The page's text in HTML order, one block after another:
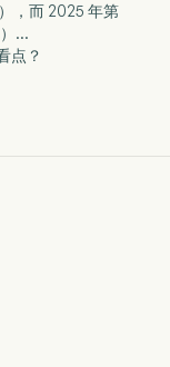
，而 2025 年第
...
点？